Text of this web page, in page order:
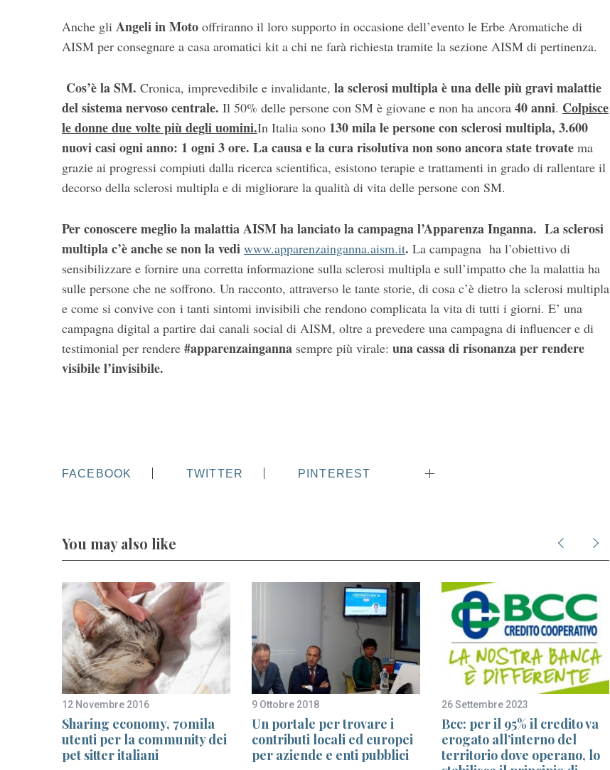
Anche gli Angeli in Moto offriranno il loro supporto in occasione dell’evento le Erbe Aromatiche di
AISM per consegnare a casa aromatici kit a chi ne farà richiesta tramite la sezione AISM di pertinenza.
Cos’è la SM. Cronica, imprevedibile e invalidante, la sclerosi multipla è una delle più gravi malattie
del sistema nervoso centrale. Il 50% delle persone con SM è giovane e non ha ancora 40 anni. Colpisce
le donne due volte più degli uomini.In Italia sono 130 mila le persone con sclerosi multipla, 3.600
nuovi casi ogni anno: 1 ogni 3 ore. La causa e la cura risolutiva non sono ancora state trovate ma
grazie ai progressi compiuti dalla ricerca scientifica, esistono terapie e trattamenti in grado di rallentare il
decorso della sclerosi multipla e di migliorare la qualità di vita delle persone con SM.
Per conoscere meglio la malattia AISM ha lanciato la campagna l’Apparenza Inganna. La sclerosi
multipla c’è anche se non la vedi www.apparenzainganna.aism.it. La campagna ha l’obiettivo di
sensibilizzare e fornire una corretta informazione sulla sclerosi multipla e sull’impatto che la malattia ha
sulle persone che ne soffrono. Un racconto, attraverso le tante storie, di cosa c’è dietro la sclerosi multipla
e come si convive con i tanti sintomi invisibili che rendono complicata la vita di tutti i giorni. E’ una
campagna digital a partire dai canali social di AISM, oltre a prevedere una campagna di influencer e di
testimonial per rendere #apparenzainganna sempre più virale: una cassa di risonanza per rendere
visibile l’invisibile.
FACEBOOK TWITTER PINTEREST
You may also like
12 Novembre 2016
Sharing economy, 70mila
utenti per la community dei
pet sitter italiani
9 Ottobre 2018
Un portale per trovare i
contributi locali ed europei
per aziende e enti pubblici
26 Settembre 2023
Bcc: per il 95% il credito va
erogato all’interno del
territorio dove operano, lo